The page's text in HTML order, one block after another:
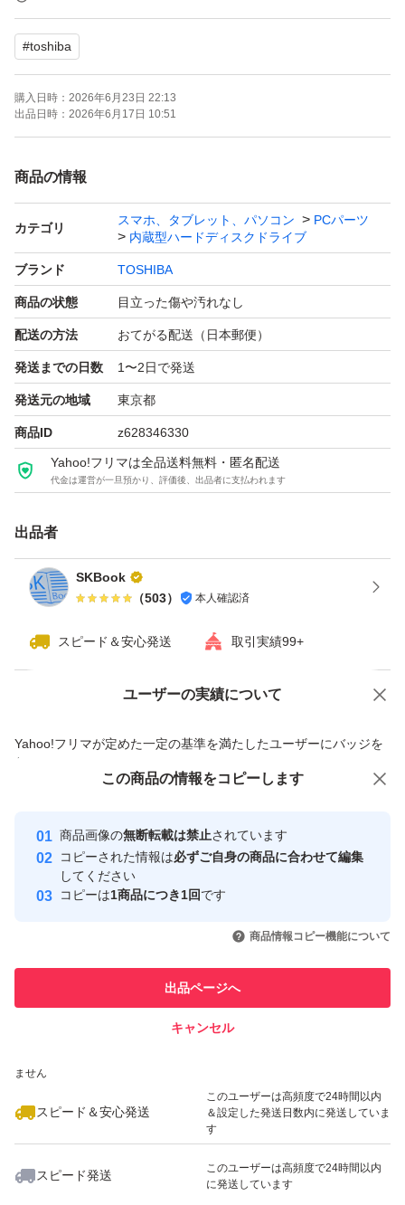
中古品の為、神経質な方のご購入はお控え下さい。
またすり替え等防止の為、ご購入後のご返品、ご返金はお
受け致しかねますのでそちらもあわせてご了承下さい。
上記の状態を必ずご理解とご了承の上お買い求めご検討宜
しくお願い致します。
#toshiba
購入日時： 2026年6月23日 22:13
出品日時： 2026年6月17日 10:51
商品の情報
カテゴリ
スマホ、タブレット、パソコン
PCパーツ
内蔵型ハードディスクドライブ
ブランド TOSHIBA
商品の状態 目立った傷や汚れなし
配送の方法 おてがる配送（日本郵便）
発送までの日数 1〜2日で発送
発送元の地域 東京都
商品ID z628346330
Yahoo!フリマは全品送料無料・匿名配送
代金は運営が一旦預かり、評価後、出品者に支払われます
出品者
SKBook
（503） 本人確認済
スピード＆安心発送 取引実績99+
ユーザーの実績について
Yahoo!フリマが定めた一定の基準を満たしたユーザーにバッジを
付与しています
安心取引出品者
心・安全なユーザーです
取引実績
引を完了させた実績があります
での取引実績があります
ません
スピード＆安心発送
このユーザーは高頻度で24時間以内
＆設定した発送日数内に発送していま
す
スピード発送
このユーザーは高頻度で24時間以内
に発送しています
価格の相談 商品への質問
この商品の情報をコピーします
商品画像の無断転載は禁止されています
コピーされた情報は必ずご自身の商品に合わせて編集
してください
コピーは1商品につき1回です
商品情報コピー機能について
出品ページへ
キャンセル
この商品をみている人にオススメ
いいね！
5,700